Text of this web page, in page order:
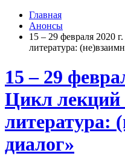
Главная
Анонсы
15 – 29 февраля 2020
литература:
15 – 29
Цикл лекций
литература:
диалог»